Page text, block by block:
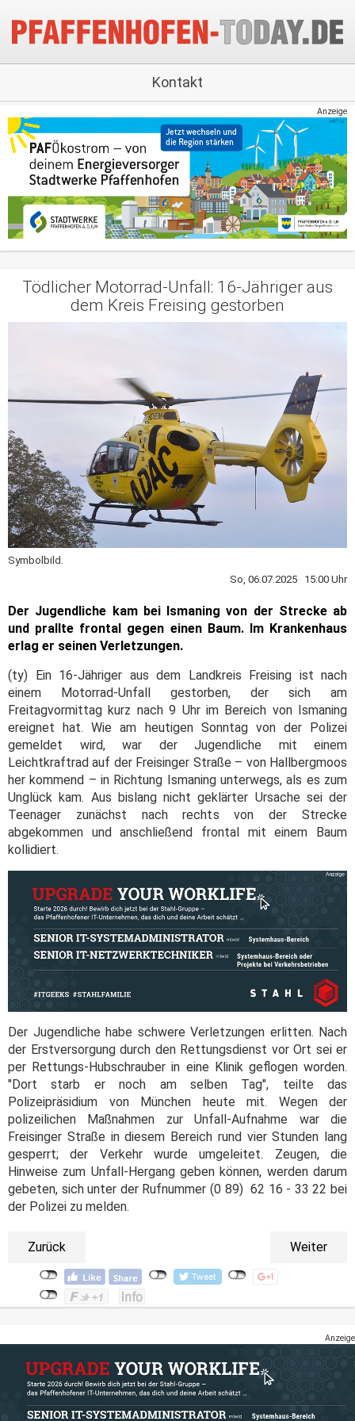
Kontakt
Anzeige
Tödlicher Motorrad-Unfall: 16-Jähriger aus
dem Kreis Freising gestorben
Symbolbild.
So, 06.07.2025 15:00 Uhr
Der Jugendliche kam bei Ismaning von der Strecke ab
und prallte frontal gegen einen Baum. Im Krankenhaus
erlag er seinen Verletzungen.
(ty) Ein 16-Jähriger aus dem Landkreis Freising ist nach
einem Motorrad-Unfall gestorben, der sich am
Freitagvormittag kurz nach 9 Uhr im Bereich von Ismaning
ereignet hat. Wie am heutigen Sonntag von der Polizei
gemeldet wird, war der Jugendliche mit einem
Leichtkraftrad auf der Freisinger Straße – von Hallbergmoos
her kommend – in Richtung Ismaning unterwegs, als es zum
Unglück kam. Aus bislang nicht geklärter Ursache sei der
Teenager zunächst nach rechts von der Strecke
abgekommen und anschließend frontal mit einem Baum
kollidiert.
Der Jugendliche habe schwere Verletzungen erlitten. Nach
der Erstversorgung durch den Rettungsdienst vor Ort sei er
per Rettungs-Hubschrauber in eine Klinik geflogen worden.
"Dort starb er noch am selben Tag", teilte das
Polizeipräsidium von München heute mit. Wegen der
polizeilichen Maßnahmen zur Unfall-Aufnahme war die
Freisinger Straße in diesem Bereich rund vier Stunden lang
gesperrt; der Verkehr wurde umgeleitet. Zeugen, die
Hinweise zum Unfall-Hergang geben können, werden darum
gebeten, sich unter der Rufnummer (0 89) 62 16 - 33 22 bei
der Polizei zu melden.
Zurück Weiter
Anzeige